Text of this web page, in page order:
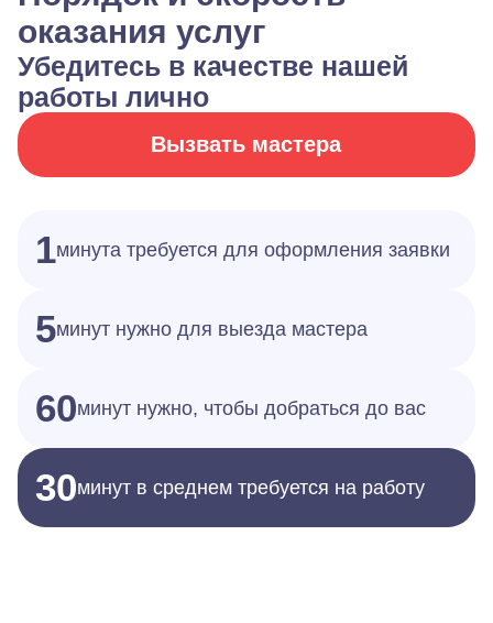
оказания услуг
Убедитесь в качестве нашей
работы лично
Вызвать мастера
1минута требуется для оформления заявки
5минут нужно для выезда мастера
60минут нужно, чтобы добраться до вас
30минут в среднем требуется на работу